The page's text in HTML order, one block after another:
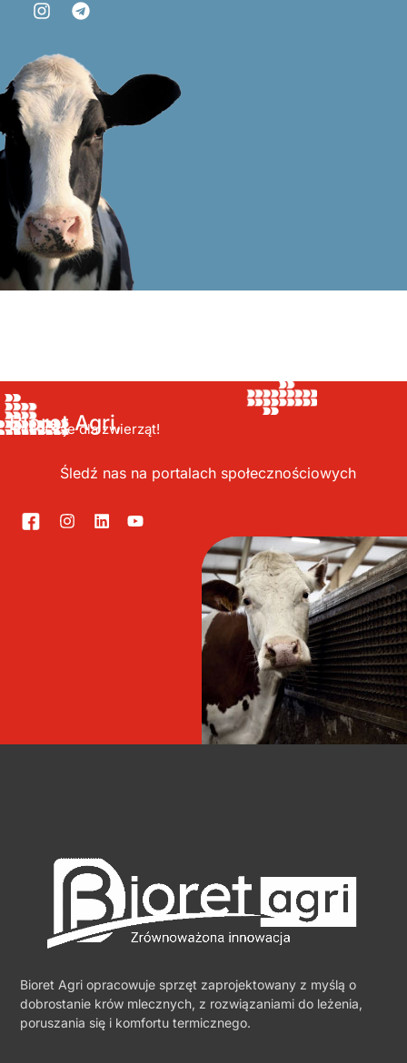
Bioret Agri,
Innowacje dla zwierząt!
Śledź nas na portalach społecznościowych
Bioret Agri opracowuje sprzęt zaprojektowany z myślą o
dobrostanie krów mlecznych, z rozwiązaniami do leżenia,
poruszania się i komfortu termicznego.